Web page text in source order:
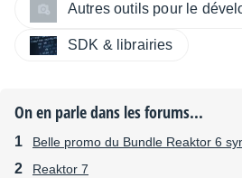
Autres outils pour le
SDK & librairies
On en parle dans les forums...
Belle promo du Bundle Reaktor 6
Reaktor 7